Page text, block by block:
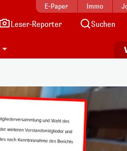
E-Paper Immo
Leser-Reporter Suchen